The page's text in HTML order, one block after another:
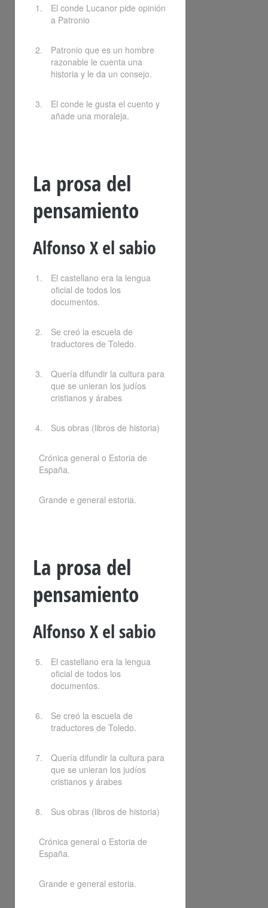
El conde Lucanor pide opinión
a Patronio
Patronio que es un hombre
razonable le cuenta una
historia y le da un consejo.
El conde le gusta el cuento y
añade una moraleja.
La prosa del
pensamiento
Alfonso X el sabio
El castellano era la lengua
oficial de todos los
documentos.
Se creó la escuela de
traductores de Toledo.
Quería difundir la cultura para
que se unieran los judíos
cristianos y árabes
Sus obras (libros de historia)
Crónica general o Estoria de
España.
Grande e general estoria.
La prosa del
pensamiento
Alfonso X el sabio
El castellano era la lengua
oficial de todos los
documentos.
Se creó la escuela de
traductores de Toledo.
Quería difundir la cultura para
que se unieran los judíos
cristianos y árabes
Sus obras (libros de historia)
Crónica general o Estoria de
España.
Grande e general estoria.